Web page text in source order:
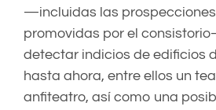
—incluidas las prospecciones
promovidas por el
detectar indicios de edificios
hasta ahora, entre ellos un
anfiteatro, así como una